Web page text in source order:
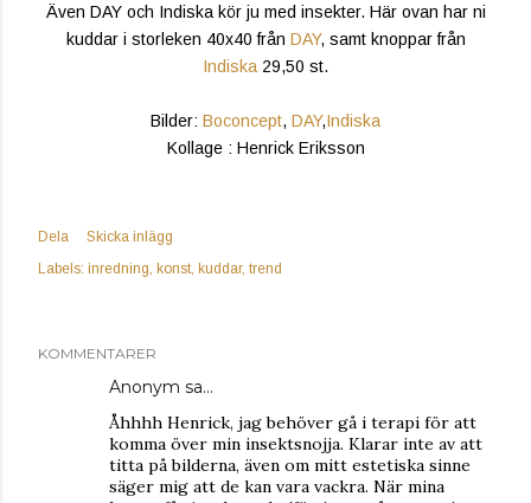
Även DAY och Indiska kör ju med insekter. Här ovan har ni
kuddar i storleken 40x40 från DAY, samt knoppar från
Indiska 29,50 st.
Bilder: Boconcept, DAY,Indiska
Kollage : Henrick Eriksson
Dela
Skicka inlägg
Labels: inredning konst kuddar trend
KOMMENTARER
Anonym sa…
Åhhhh Henrick, jag behöver gå i terapi för att
komma över min insektsnojja. Klarar inte av att
titta på bilderna, även om mitt estetiska sinne
säger mig att de kan vara vackra. När mina